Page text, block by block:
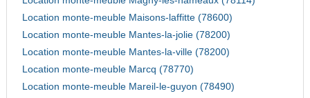
Location monte-meuble Maisons-laffitte (78600)
Location monte-meuble Mantes-la-jolie (78200)
Location monte-meuble Mantes-la-ville (78200)
Location monte-meuble Marcq (78770)
Location monte-meuble Mareil-le-guyon (78490)